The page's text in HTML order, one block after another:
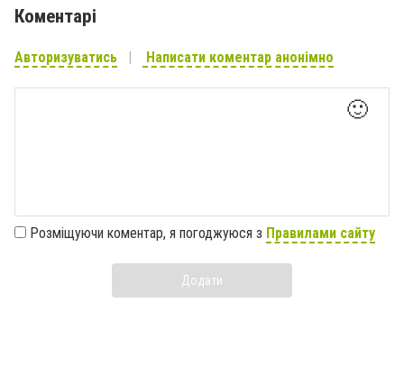
Коментарі
Авторизуватись Написати коментар анонімно
🙂
Розміщуючи коментар, я погоджуюся з Правилами сайту
Додати